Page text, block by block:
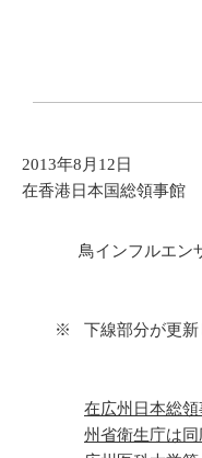
2013年8月12日
在香港日本国総領事館
鳥インフルエン
※ 下線部分が更新
在広州日本総
州省衛生庁は